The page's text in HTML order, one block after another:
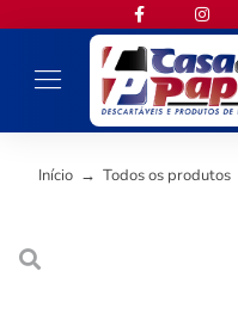
Início → Todos os produtos